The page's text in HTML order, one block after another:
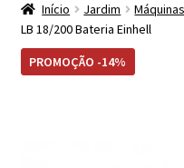
Drogaria
Início Jardim Máquinas
LB 18/200 Bateria Einhell
PROMOÇÃO -14%